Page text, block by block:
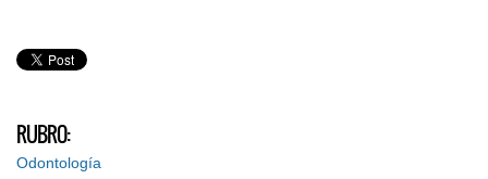
RUBRO:
Odontología